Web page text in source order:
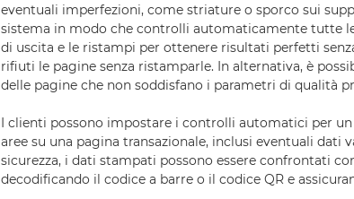
eventuali imperfezioni, come striature o sporco sui
sistema in modo che controlli automaticamente tutte
di uscita e le ristampi per ottenere risultati perfetti
rifiuti le pagine senza ristamparle. In alternativa, è
delle pagine che non soddisfano i parametri di qualità
I clienti possono impostare i controlli automatici per
aree su una pagina transazionale, inclusi eventuali dati
sicurezza, i dati stampati possono essere confrontati
decodificando il codice a barre o il codice QR e